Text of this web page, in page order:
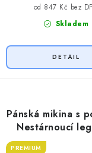
Skladem
od 847 Kč bez
Pánská mikina s
Nestárnoucí
PREMIUM